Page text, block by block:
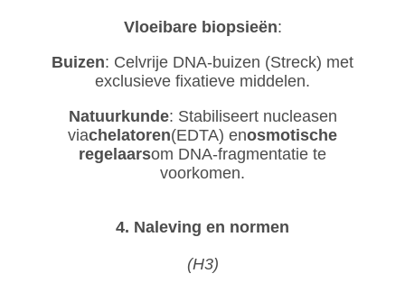
Vloeibare biopsieën:
Buizen: Celvrije DNA-buizen (Streck) met
exclusieve fixatieve middelen.
Natuurkunde: Stabiliseert nucleasen
viachelatoren(EDTA) enosmotische
regelaarsom DNA-fragmentatie te
voorkomen.
4. Naleving en normen
(H3)